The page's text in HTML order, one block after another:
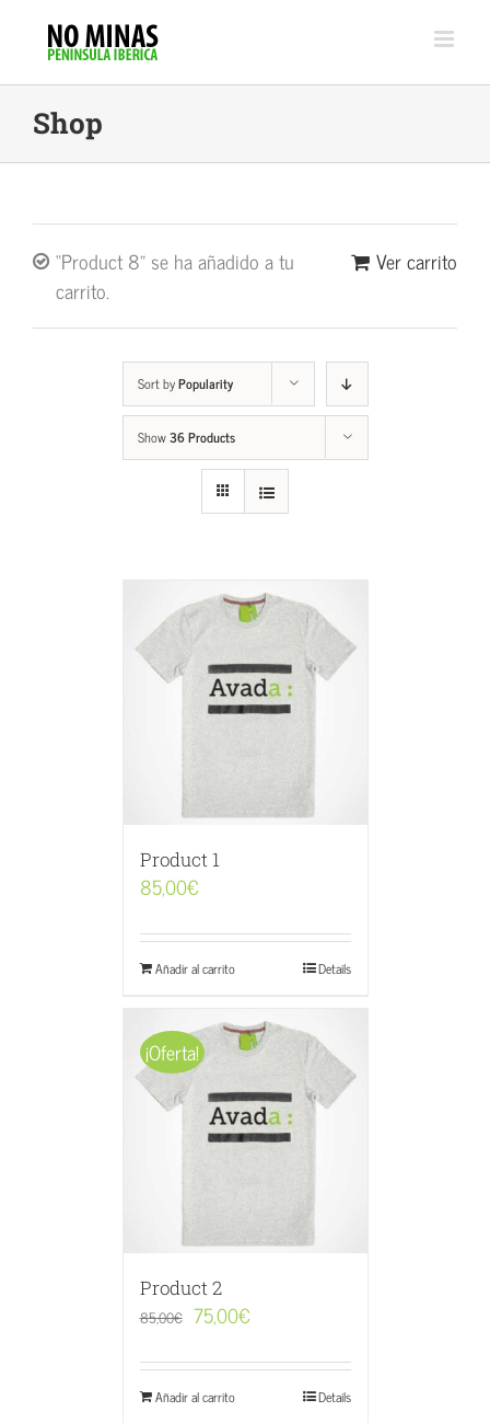
Shop
Ver carrito
“Product 8” se ha añadido a tu
carrito.
Sort byPopularity
Show36 Products
Product 1
85,00€
Añadir al carrito Details
¡Oferta!
Product 2
85,00€ 75,00€
Añadir al carrito Details